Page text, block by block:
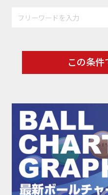
この条件